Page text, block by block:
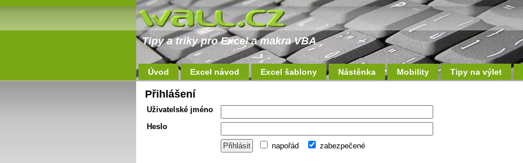
Tipy a triky pro Excel a makra VBA
Úvod Excel návod Excel šablony Nástěnka Mobility Tipy na výlet
Přihlášení
Uživatelské jméno
Heslo
napořád zabezpečené